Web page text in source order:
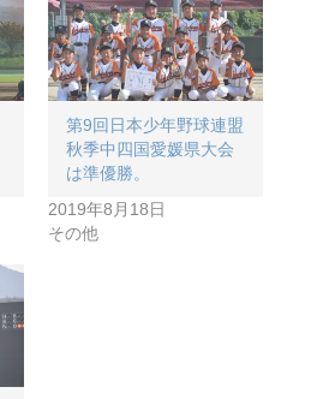
第9回日本少年野球連盟
秋季中四国愛媛県大会
は準優勝。
2019年8月18日
その他